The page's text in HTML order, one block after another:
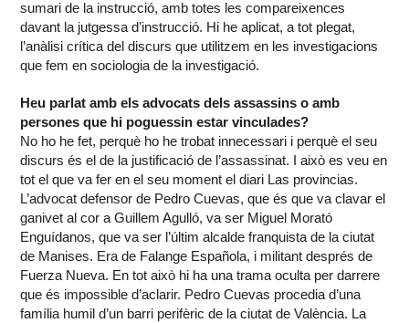
sumari de la instrucció, amb totes les compareixences
davant la jutgessa d’instrucció. Hi he aplicat, a tot plegat,
l’anàlisi crítica del discurs que utilitzem en les investigacions
que fem en sociologia de la investigació.
Heu parlat amb els advocats dels assassins o amb
persones que hi poguessin estar vinculades?
No ho he fet, perquè ho he trobat innecessari i perquè el seu
discurs és el de la justificació de l’assassinat. I això es veu en
tot el que va fer en el seu moment el diari Las provincias.
L’advocat defensor de Pedro Cuevas, que és que va clavar el
ganivet al cor a Guillem Agulló, va ser Miguel Morató
Enguídanos, que va ser l’últim alcalde franquista de la ciutat
de Manises. Era de Falange Española, i militant després de
Fuerza Nueva. En tot això hi ha una trama oculta per darrere
que és impossible d’aclarir. Pedro Cuevas procedia d’una
família humil d’un barri perifèric de la ciutat de València. La